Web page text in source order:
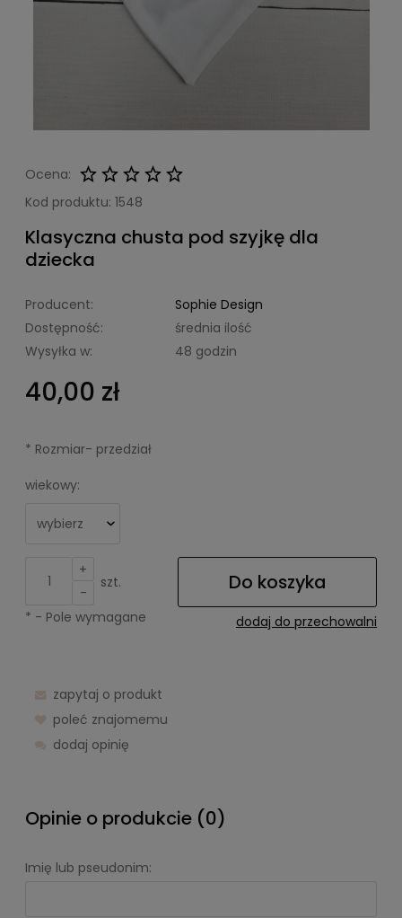
Ocena:
Kod produktu: 1548
Klasyczna chusta pod szyjkę dla
dziecka
Producent:
Sophie Design
Dostępność:
średnia ilość
Wysyłka w:
48 godzin
40,00 zł
* Rozmiar- przedział
wiekowy:
+
-
szt. Do koszyka
dodaj do przechowalni
* - Pole wymagane
zapytaj o produkt
poleć znajomemu
dodaj opinię
Opinie o produkcie (0)
Imię lub pseudonim: